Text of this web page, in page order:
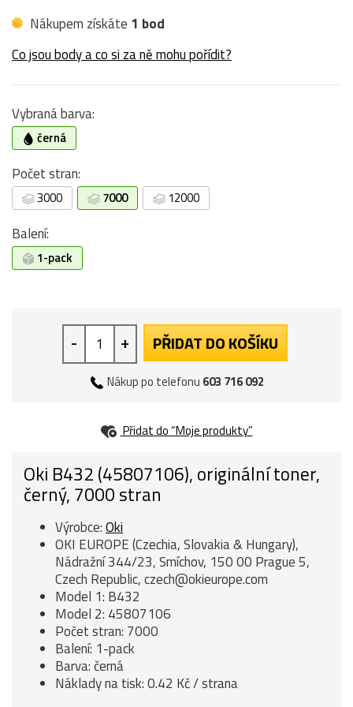
Nákupem získáte 1 bod
Co jsou body a co si za ně mohu pořídit?
Vybraná barva:
černá
Počet stran:
3000 7000 12000
Balení:
1-pack
- + PŘIDAT DO KOŠÍKU
Nákup po telefonu 603 716 092
Přidat do “Moje produkty”
Oki B432 (45807106), originální toner,
černý, 7000 stran
Výrobce:Oki
OKI EUROPE (Czechia, Slovakia & Hungary),
Nádražní 344/23, Smíchov, 150 00 Prague 5,
Czech Republic, czech@okieurope.com
Model 1: B432
Model 2: 45807106
Počet stran: 7000
Balení: 1-pack
Barva: černá
Náklady na tisk: 0.42 Kč / strana